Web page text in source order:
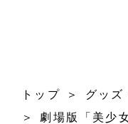
トップ グッズ
劇場版「美少